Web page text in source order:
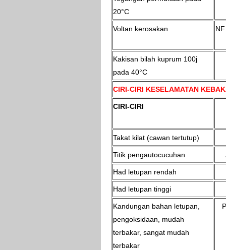
20°C
Voltan kerosakan
Kakisan bilah kuprum 100j
pada 40°C
CIRI-CIRI KESELAMATAN
CIRI-CIRI
Takat kilat (cawan tertutup)
Titik pengautocucuhan
Had letupan rendah
Had letupan tinggi
Kandungan bahan letupan,
pengoksidaan, mudah
terbakar, sangat mudah
terbakar